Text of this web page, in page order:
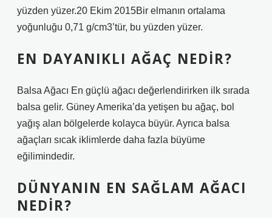
yüzden yüzer.20 Ekim 2015Bir elmanın ortalama
yoğunluğu 0,71 g/cm3’tür, bu yüzden yüzer.
EN DAYANIKLI AĞAÇ NEDIR?
Balsa Ağacı En güçlü ağacı değerlendirirken ilk sırada
balsa gelir. Güney Amerika’da yetişen bu ağaç, bol
yağış alan bölgelerde kolayca büyür. Ayrıca balsa
ağaçları sıcak iklimlerde daha fazla büyüme
eğilimindedir.
DÜNYANIN EN SAĞLAM AĞACI
NEDIR?